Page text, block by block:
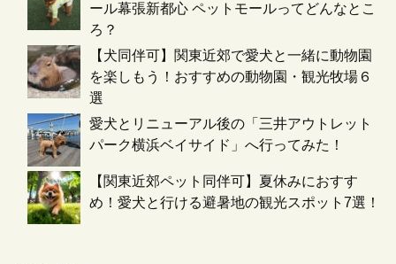
ール幕張新都心 ペットモールってどんなとこ
ろ？
【犬同伴可】関東近郊で愛犬と一緒に動物園
を楽しもう！おすすめの動物園・観光牧場６
選
愛犬とリニューアル後の「三井アウトレット
パーク横浜ベイサイド」へ行ってみた！
【関東近郊ペット同伴可】夏休みにおすす
め！愛犬と行ける避暑地の観光スポット7選！